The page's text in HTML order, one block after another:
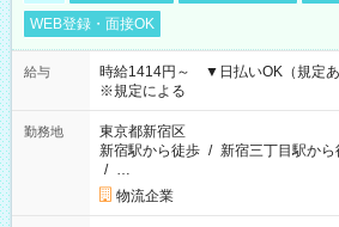
WEB登録・面接OK
給与
時給1414円～ ▼日払いOK（規定
※規定による
勤務地
東京都新宿区
新宿駅から徒歩 / 新宿三丁目駅から
/ …
物流企業